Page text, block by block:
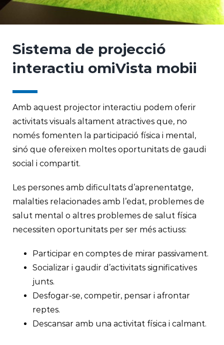
Sistema de projecció
interactiu omiVista mobii
Amb aquest projector interactiu podem oferir
activitats visuals altament atractives que, no
només fomenten la participació física i mental,
sinó que ofereixen moltes oportunitats de gaudi
social i compartit.
Les persones amb dificultats d’aprenentatge,
malalties relacionades amb l’edat, problemes de
salut mental o altres problemes de salut física
necessiten oportunitats per ser més actiuss:
Participar en comptes de mirar passivament.
Socializar i gaudir d’activitats significatives
junts.
Desfogar-se, competir, pensar i afrontar
reptes.
Descansar amb una activitat física i calmant.